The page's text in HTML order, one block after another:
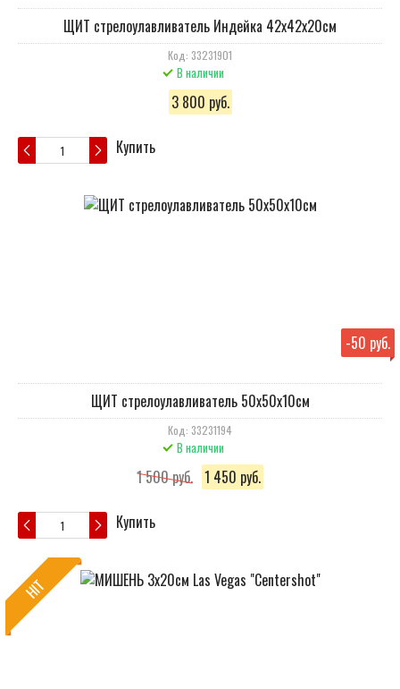
ЩИТ стрелоулавливатель Индейка 42х42х20см
Код: 33231901
В наличии
3 800 руб.
Купить
-50 руб.
ЩИТ стрелоулавливатель 50х50х10см
Код: 33231194
В наличии
1 500 руб. 1 450 руб.
Купить
HIT